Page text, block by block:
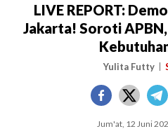
LIVE REPORT:
Jakarta! Soroti
Yulita Futty
Jum'at, 12 Juni